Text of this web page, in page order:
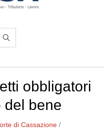
obbligatori
del bene
di Cassazione /